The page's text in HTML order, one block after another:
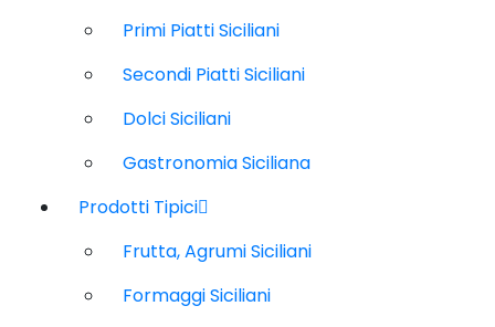
Primi Piatti Siciliani
Secondi Piatti Siciliani
Dolci Siciliani
Gastronomia Siciliana
Prodotti Tipici
Frutta, Agrumi Siciliani
Formaggi Siciliani